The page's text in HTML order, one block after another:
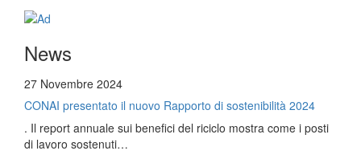
News
27 Novembre 2024
CONAI presentato il nuovo Rapporto di sostenibilità 2024
. Il report annuale sui benefici del riciclo mostra come i posti
di lavoro sostenuti…